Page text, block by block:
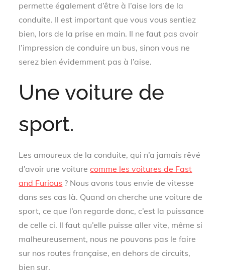
permette également d’être à l’aise lors de la
conduite. Il est important que vous vous sentiez
bien, lors de la prise en main. Il ne faut pas avoir
l’impression de conduire un bus, sinon vous ne
serez bien évidemment pas à l’aise.
Une voiture de
sport.
Les amoureux de la conduite, qui n’a jamais rêvé
d’avoir une voiturecomme les voitures de Fast
and Furious ? Nous avons tous envie de vitesse
dans ses cas là. Quand on cherche une voiture de
sport, ce que l’on regarde donc, c’est la puissance
de celle ci. Il faut qu’elle puisse aller vite, même si
malheureusement, nous ne pouvons pas le faire
sur nos routes française, en dehors de circuits,
bien sur.